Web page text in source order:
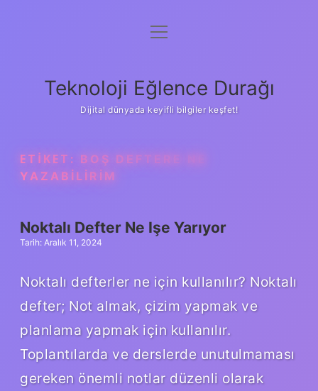
Anasayfa
Yasal Uyarı
menüyü
Teknoloji Eğlence Durağı
Dijital dünyada keyifli bilgiler keşfet!
ETIKET: BOŞ DEFTERE NE
YAZABILIRIM
Noktalı Defter Ne Işe Yarıyor
Tarih: Aralık 11, 2024
Noktalı defterler ne için kullanılır? Noktalı
defter; Not almak, çizim yapmak ve
planlama yapmak için kullanılır.
Toplantılarda ve derslerde unutulmaması
gereken önemli notlar düzenli olarak